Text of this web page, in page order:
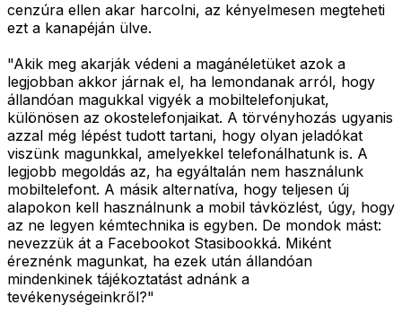
cenzúra ellen akar harcolni, az kényelmesen megteheti
ezt a kanapéján ülve.
"Akik meg akarják védeni a magánéletüket azok a
legjobban akkor járnak el, ha lemondanak arról, hogy
állandóan magukkal vigyék a mobiltelefonjukat,
különösen az okostelefonjaikat. A törvényhozás ugyanis
azzal még lépést tudott tartani, hogy olyan jeladókat
viszünk magunkkal, amelyekkel telefonálhatunk is. A
legjobb megoldás az, ha egyáltalán nem használunk
mobiltelefont. A másik alternatíva, hogy teljesen új
alapokon kell használnunk a mobil távközlést, úgy, hogy
az ne legyen kémtechnika is egyben. De mondok mást:
nevezzük át a Facebookot Stasibookká. Miként
éreznénk magunkat, ha ezek után állandóan
mindenkinek tájékoztatást adnánk a
tevékenységeinkről?"